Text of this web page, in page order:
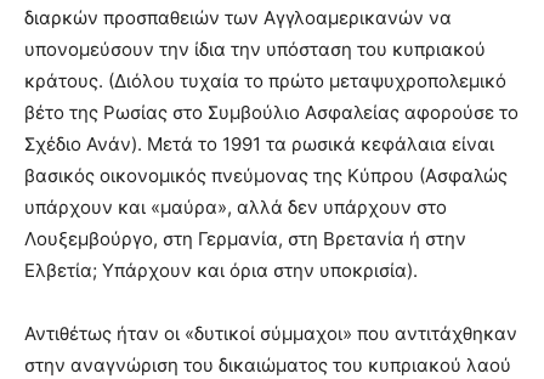
διαρκών προσπαθειών των Αγγλοαμερικανών να
υπονομεύσουν την ίδια την υπόσταση του κυπριακού
κράτους. (Διόλου τυχαία το πρώτο μεταψυχροπολεμικό
βέτο της Ρωσίας στο Συμβούλιο Ασφαλείας αφορούσε το
Σχέδιο Ανάν). Μετά το 1991 τα ρωσικά κεφάλαια είναι
βασικός οικονομικός πνεύμονας της Κύπρου (Ασφαλώς
υπάρχουν και «μαύρα», αλλά δεν υπάρχουν στο
Λουξεμβούργο, στη Γερμανία, στη Βρετανία ή στην
Ελβετία; Υπάρχουν και όρια στην υποκρισία).
Αντιθέτως ήταν οι «δυτικοί σύμμαχοι» που αντιτάχθηκαν
στην αναγνώριση του δικαιώματος του κυπριακού λαού